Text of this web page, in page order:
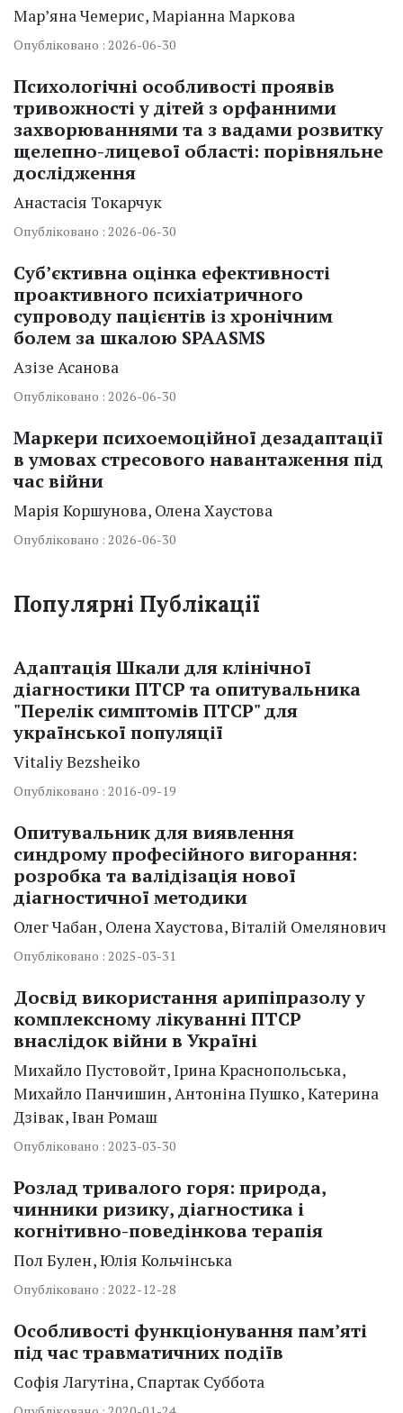
Мар’яна Чемерис Маріанна Маркова
Опубліковано : 2026-06-30
Психологічні особливості проявів
тривожності у дітей з орфанними
захворюваннями та з вадами розвитку
щелепно-лицевої області: порівняльне
дослідження
Анастасія Токарчук
Опубліковано : 2026-06-30
Суб’єктивна оцінка ефективності
проактивного психіатричного
супроводу пацієнтів із хронічним
болем за шкалою SPAASMS
Азізе Асанова
Опубліковано : 2026-06-30
Маркери психоемоційної дезадаптації
в умовах стресового навантаження під
час війни
Марія Коршунова Олена Хаустова
Опубліковано : 2026-06-30
Популярні Публікації
Адаптація Шкали для клінічної
діагностики ПТСР та опитувальника
"Перелік симптомів ПТСР" для
української популяції
VitaliyBezsheiko
Опубліковано : 2016-09-19
Опитувальник для виявлення
синдрому професійного вигорання:
розробка та валідізація нової
діагностичної методики
ОлегЧабан ОленаХаустова Віталій Омелянович
Опубліковано : 2025-03-31
Досвід використання арипіпразолу у
комплексному лікуванні ПТСР
внаслідок війни в Україні
Михайло Пустовойт ІринаКраснопольська
Михайло Панчишин АнтонінаПушко Катерина
Дзівак Іван Ромаш
Опубліковано : 2023-03-30
Розлад тривалого горя: природа,
чинники ризику, діагностика і
когнітивно-поведінкова терапія
Пол Булен Юлія Кольчінська
Опубліковано : 2022-12-28
Особливості функціонування пам’яті
під час травматичних подіїв
Софія Лагутіна Спартак Суббота